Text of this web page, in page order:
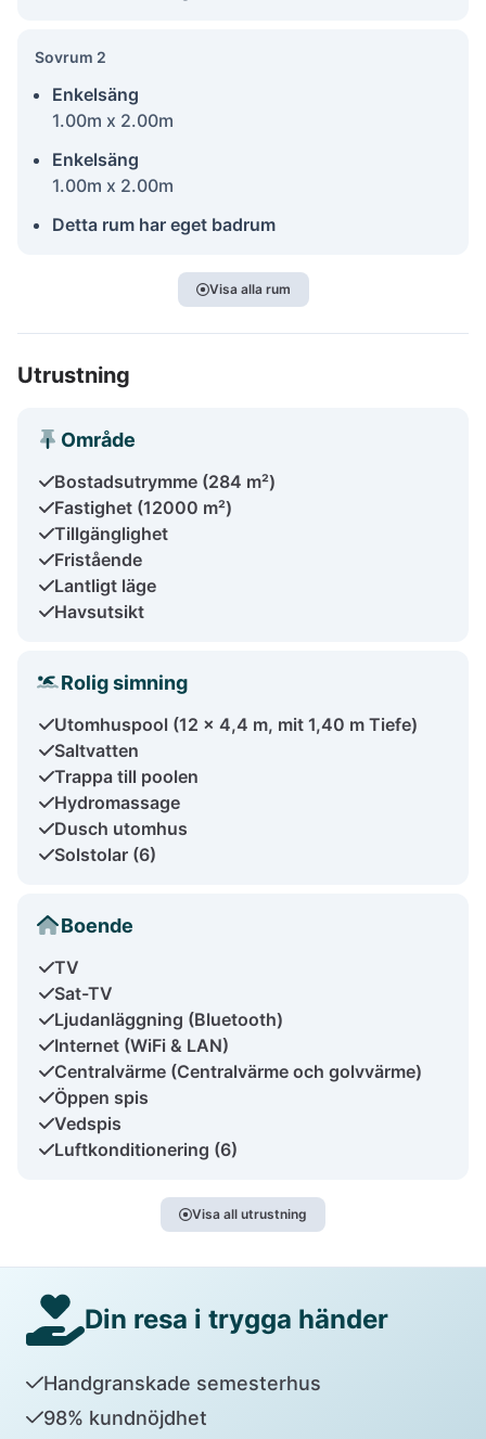
Sovrum 2
Enkelsäng
1.00m x 2.00m
Enkelsäng
1.00m x 2.00m
Detta rum har eget badrum
Visa alla rum
Utrustning
Område
Bostadsutrymme (284 m²)
Fastighet (12000 m²)
Tillgänglighet
Fristående
Lantligt läge
Havsutsikt
Rolig simning
Utomhuspool (12 x 4,4 m, mit 1,40 m Tiefe)
Saltvatten
Trappa till poolen
Hydromassage
Dusch utomhus
Solstolar (6)
Boende
TV
Sat-TV
Ljudanläggning (Bluetooth)
Internet (WiFi & LAN)
Centralvärme (Centralvärme och golvvärme)
Öppen spis
Vedspis
Luftkonditionering (6)
Visa all utrustning
Din resa i trygga händer
Handgranskade semesterhus
98% kundnöjdhet